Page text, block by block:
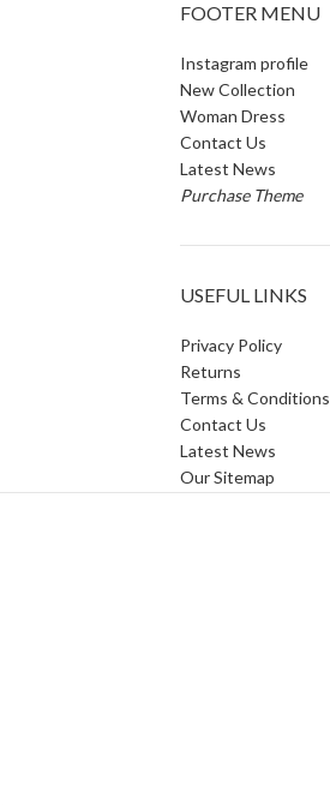
FOOTER MENU
Instagram profile
New Collection
Woman Dress
Contact Us
Latest News
Purchase Theme
USEFUL LINKS
Privacy Policy
Returns
Terms & Conditions
Contact Us
Latest News
Our Sitemap